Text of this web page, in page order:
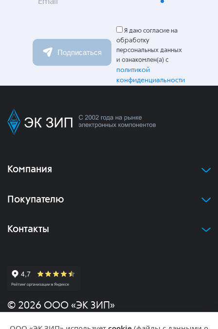
Подписаться
Я даю согласие на
обработку
персональных данных
и ознакомлен(а) с
политикой
конфиденциальности
Компания
Покупателю
Контакты
© 2026 ООО «ЭК ЗИП»